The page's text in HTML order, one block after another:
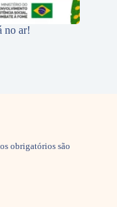
no ar!
obrigatórios são